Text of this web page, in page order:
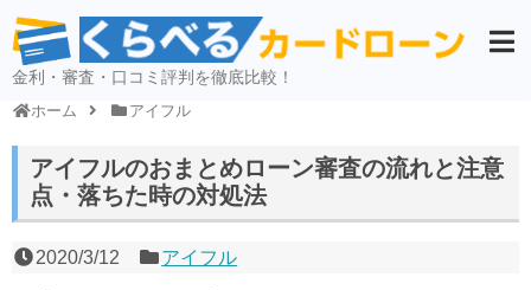
金利・審査・口コミ評判を徹底比較！
ホーム アイフル
アイフルのおまとめローン審査の流れと注意
点・落ちた時の対処法
2020/3/12 アイフル